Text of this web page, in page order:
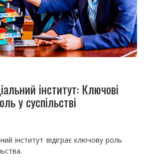
інститут: Ключові
у суспільстві
інститут відіграє ключову роль